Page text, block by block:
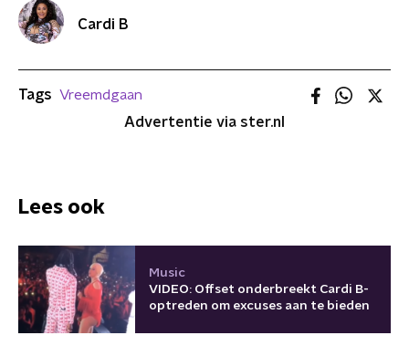
Cardi B
Tags Vreemdgaan
Advertentie via ster.nl
Lees ook
Music
VIDEO: Offset onderbreekt Cardi B-
optreden om excuses aan te bieden